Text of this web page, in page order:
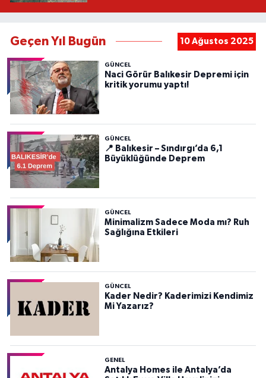
Geçen Yıl Bugün 10 Ağustos 2025
GÜNCEL
Naci Görür Balıkesir Depremi için
kritik yorumu yaptı!
GÜNCEL
📍 Balıkesir – Sındırgı’da 6,1
Büyüklüğünde Deprem
GÜNCEL
Minimalizm Sadece Moda mı? Ruh
Sağlığına Etkileri
GÜNCEL
Kader Nedir? Kaderimizi Kendimiz
Mi Yazarız?
GENEL
Antalya Homes ile Antalya’da